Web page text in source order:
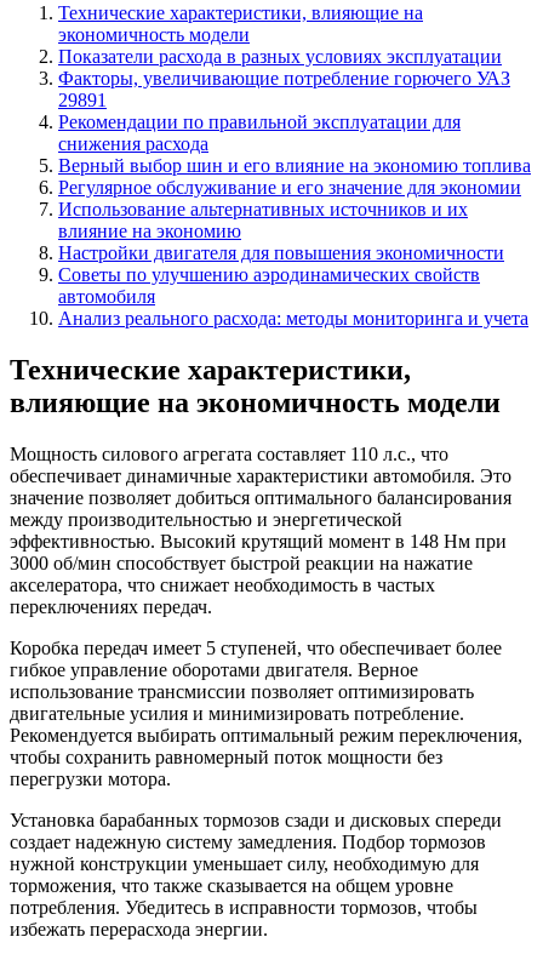
Технические характеристики, влияющие на
экономичность модели
Показатели расхода в разных условиях эксплуатации
Факторы, увеличивающие потребление горючего УАЗ
29891
Рекомендации по правильной эксплуатации для
снижения расхода
Верный выбор шин и его влияние на экономию топлива
Регулярное обслуживание и его значение для экономии
Использование альтернативных источников и их
влияние на экономию
Настройки двигателя для повышения экономичности
Советы по улучшению аэродинамических свойств
автомобиля
Анализ реального расхода: методы мониторинга и учета
Технические характеристики,
влияющие на экономичность модели
Мощность силового агрегата составляет 110 л.с., что
обеспечивает динамичные характеристики автомобиля. Это
значение позволяет добиться оптимального балансирования
между производительностью и энергетической
эффективностью. Высокий крутящий момент в 148 Нм при
3000 об/мин способствует быстрой реакции на нажатие
акселератора, что снижает необходимость в частых
переключениях передач.
Коробка передач имеет 5 ступеней, что обеспечивает более
гибкое управление оборотами двигателя. Верное
использование трансмиссии позволяет оптимизировать
двигательные усилия и минимизировать потребление.
Рекомендуется выбирать оптимальный режим переключения,
чтобы сохранить равномерный поток мощности без
перегрузки мотора.
Установка барабанных тормозов сзади и дисковых спереди
создает надежную систему замедления. Подбор тормозов
нужной конструкции уменьшает силу, необходимую для
торможения, что также сказывается на общем уровне
потребления. Убедитесь в исправности тормозов, чтобы
избежать перерасхода энергии.